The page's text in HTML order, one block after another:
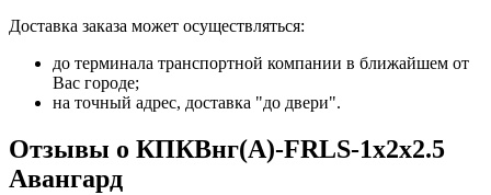
Доставка заказа может осуществляться:
до терминала транспортной компании в ближайшем от
Вас городе;
на точный адрес, доставка "до двери".
Отзывы о КПКВнг(А)-FRLS-1х2х2.5
Авангард